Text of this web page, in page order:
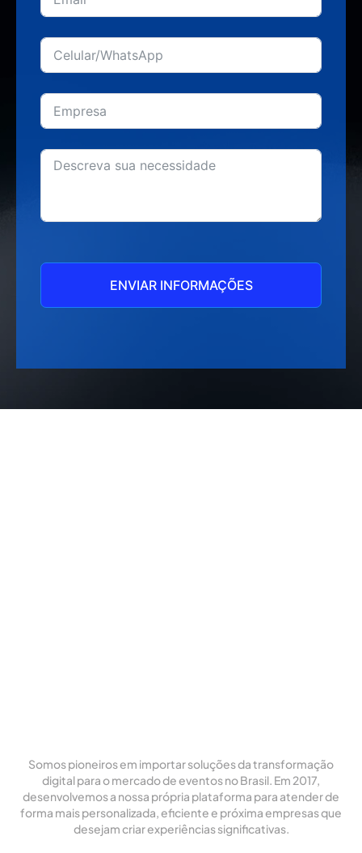
ENVIAR INFORMAÇÕES
Somos pioneiros em importar soluções da transformação
digital para o mercado de eventos no Brasil. Em 2017,
desenvolvemos a nossa própria plataforma para atender de
forma mais personalizada, eficiente e próxima empresas que
desejam criar experiências significativas.